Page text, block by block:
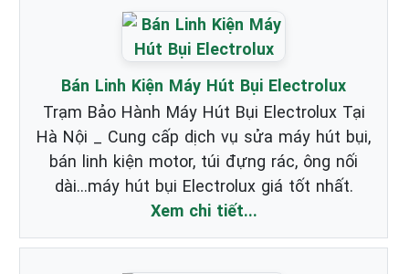
Bán Linh Kiện Máy Hút Bụi Electrolux
Trạm Bảo Hành Máy Hút Bụi Electrolux Tại
Hà Nội _ Cung cấp dịch vụ sửa máy hút bụi,
bán linh kiện motor, túi đựng rác, ông nối
dài...máy hút bụi Electrolux giá tốt nhất.
Xem chi tiết...